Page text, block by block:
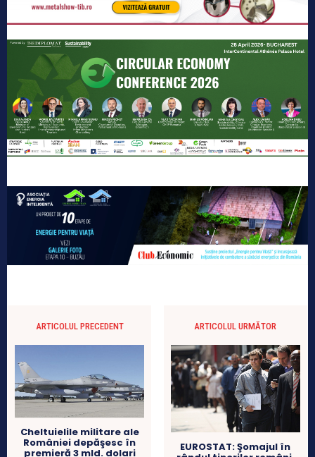
ARTICOLUL PRECEDENT
Cheltuielile militare ale
României depăşesc în
premieră 3 mld. dolari
ARTICOLUL URMĂTOR
EUROSTAT: Şomajul în